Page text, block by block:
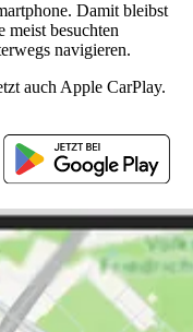
Damit bleibst
meist besuchten
navigieren.
auch Apple CarPlay.